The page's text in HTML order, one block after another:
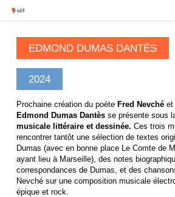
EDMOND DUMAS DANTÈS
2024
Prochaine création du poète Fred Nevchéet
Edmond Dumas Dantès se présente sous
musicale littéraire et dessinée. Ces trois
rencontrer tantôt une sélection de textes
Dumas (avec en bonne place Le Comte de
ayant lieu à Marseille), des notes
correspondances de Dumas, et des
Nevché sur une composition musicale
épique et rock.